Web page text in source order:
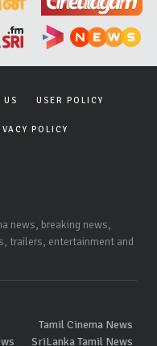
US USER POLICY
POLICY
news, breaking news,
trailers, entertainment and
Tamil Cinema News
SriLanka Tamil News